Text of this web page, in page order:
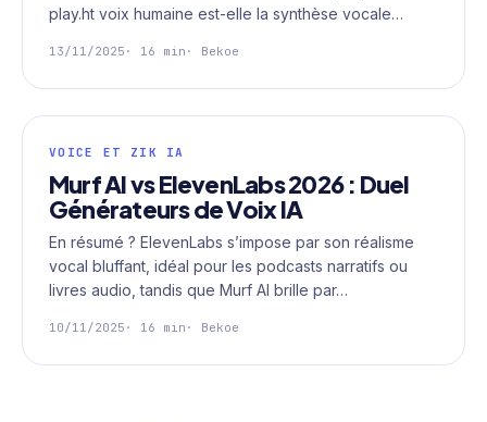
play.ht voix humaine est-elle la synthèse vocale…
13/11/2025 · 16 min · Bekoe
VOICE ET ZIK IA
Murf AI vs ElevenLabs 2026 : Duel
Générateurs de Voix IA
En résumé ? ElevenLabs s’impose par son réalisme
vocal bluffant, idéal pour les podcasts narratifs ou
livres audio, tandis que Murf AI brille par…
10/11/2025 · 16 min · Bekoe